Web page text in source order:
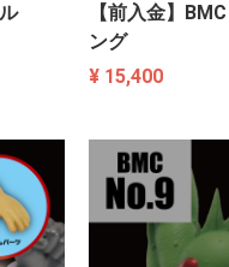
【前入金】
ング
¥ 15,400